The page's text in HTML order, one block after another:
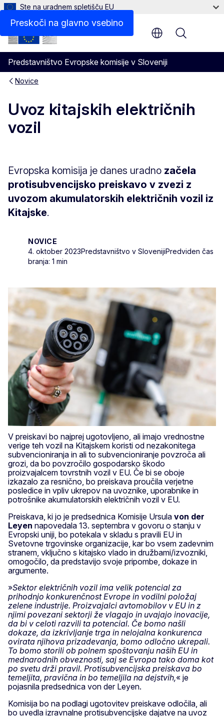
Preskoči na glavno vsebino
Ste na uradnem spletišču EU
Predstavništvo Evropske komisije v Sloveniji
Menu
Novice
Uvoz kitajskih električnih
vozil
Evropska komisija je danes uradno začela
protisubvencijsko preiskavo v zvezi z
uvozom akumulatorskih električnih vozil iz
Kitajske.
NOVICE
4. oktober 2023Predstavništvo v SlovenijiPredviden čas
branja: 1 min
V preiskavi bo najprej ugotovljeno, ali imajo vrednostne
verige teh vozil na Kitajskem koristi od nezakonitega
subvencioniranja in ali to subvencioniranje povzroča ali
grozi, da bo povzročilo gospodarsko škodo
proizvajalcem tovrstnih vozil v EU. Če bi se oboje
izkazalo za resnično, bo preiskava proučila verjetne
posledice in vpliv ukrepov na uvoznike, uporabnike in
potrošnike akumulatorskih električnih vozil v EU.
Preiskava, ki jo je predsednica Komisije Ursula von der
Leyen napovedala 13. septembra v govoru o stanju v
Evropski uniji, bo potekala v skladu s pravili EU in
Svetovne trgovinske organizacije, kar bo vsem zadevnim
stranem, vključno s kitajsko vlado in družbami/izvozniki,
omogočilo, da predstavijo svoje pripombe, dokaze in
argumente.
»Sektor električnih vozil ima velik potencial za
prihodnjo konkurenčnost Evrope in vodilni položaj
zelene industrije. Proizvajalci avtomobilov v EU in z
njimi povezani sektorji že vlagajo in uvajajo inovacije,
da bi v celoti razvili ta potencial. Če bomo našli
dokaze, da izkrivljanje trga in nelojalna konkurenca
ovirata njihova prizadevanja, bomo odločno ukrepali.
To bomo storili ob polnem spoštovanju naših EU in
mednarodnih obveznosti, saj se Evropa tako doma kot
po svetu drži pravil. Protisubvencijska preiskava bo
temeljita, pravična in bo temeljila na dejstvih,« je
pojasnila predsednica von der Leyen.
Komisija bo na podlagi ugotovitev preiskave odločila, ali
bo uvedla izravnalne protisubvencijske dajatve na uvoz